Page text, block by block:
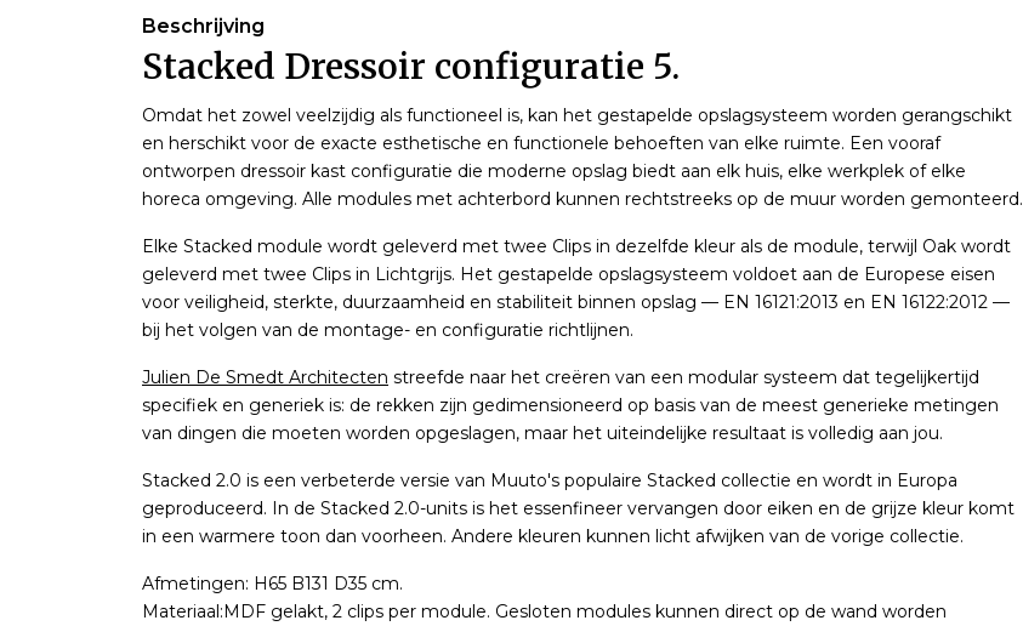
Beschrijving
Stacked Dressoir configuratie 5.
Omdat het zowel veelzijdig als functioneel is, kan het gestapelde opslagsysteem worden gerangschikt
en herschikt voor de exacte esthetische en functionele behoeften van elke ruimte. Een vooraf
ontworpen dressoir kast configuratie die moderne opslag biedt aan elk huis, elke werkplek of elke
horeca omgeving. Alle modules met achterbord kunnen rechtstreeks op de muur worden gemonteerd.
Elke Stacked module wordt geleverd met twee Clips in dezelfde kleur als de module, terwijl Oak wordt
geleverd met twee Clips in Lichtgrijs. Het gestapelde opslagsysteem voldoet aan de Europese eisen
voor veiligheid, sterkte, duurzaamheid en stabiliteit binnen opslag — EN 16121:2013 en EN 16122:2012 —
bij het volgen van de montage- en configuratie richtlijnen.
Julien De Smedt Architecten streefde naar het creëren van een modular systeem dat tegelijkertijd
specifiek en generiek is: de rekken zijn gedimensioneerd op basis van de meest generieke metingen
van dingen die moeten worden opgeslagen, maar het uiteindelijke resultaat is volledig aan jou.
Stacked 2.0 is een verbeterde versie van Muuto's populaire Stacked collectie en wordt in Europa
geproduceerd. In de Stacked 2.0-units is het essenfineer vervangen door eiken en de grijze kleur komt
in een warmere toon dan voorheen. Andere kleuren kunnen licht afwijken van de vorige collectie.
Afmetingen: H65 B131 D35 cm.
Materiaal:MDF gelakt, 2 clips per module. Gesloten modules kunnen direct op de wand worden